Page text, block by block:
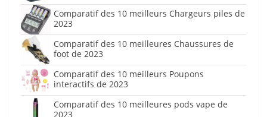
Comparatif des 10 meilleurs Chargeurs piles de
2023
Comparatif des 10 meilleures Chaussures de
foot de 2023
Comparatif des 10 meilleurs Poupons
interactifs de 2023
Comparatif des 10 meilleures pods vape de
2023